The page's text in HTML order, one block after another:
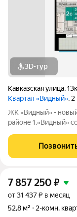
3D-тур
Кавказская улица,
Квартал «Видный»,
ЖК «Видный» - новый
районе 1.«Видный»
дома. 2.В шаговой
сады, медицинские
7 857 250 ₽
от 31 437 ₽ в месяц
52,8 м²
2-комн.